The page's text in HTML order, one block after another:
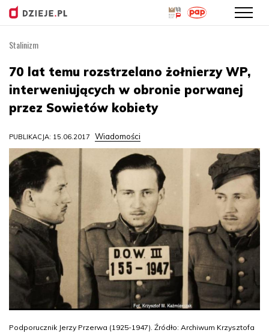
treści
Stalinizm
70 lat temu rozstrzelano żołnierzy WP,
interweniujących w obronie porwanej
przez Sowietów kobiety
PUBLIKACJA: 15.06.2017 Wiadomości
Podporucznik Jerzy Przerwa (1925-1947). Źródło: Archiwum Krzysztofa